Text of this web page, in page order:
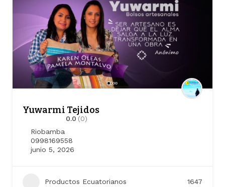
Yuwarmi Tejidos
0.0 (0)
Riobamba
0998169558
junio 5, 2026
Productos Ecuatorianos 1647